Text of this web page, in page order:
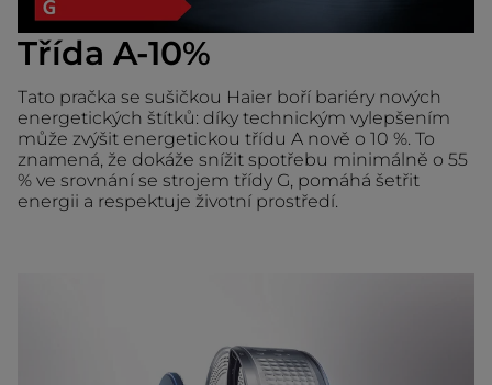
Třída A-10%
Tato pračka se sušičkou Haier boří bariéry nových
energetických štítků: díky technickým vylepšením
může zvýšit energetickou třídu A nově o 10 %. To
znamená, že dokáže snížit spotřebu minimálně o 55
% ve srovnání se strojem třídy G, pomáhá šetřit
energii a respektuje životní prostředí.